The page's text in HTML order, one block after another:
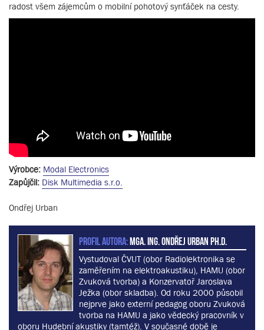
radost všem zájemcům o mobilní pohotový synťáček na cesty.
Výrobce: Modal Electronics
Zapůjčil: Disk Multimedia s.r.o.
Ondřej Urban
PROFIL AUTORA:MgA. Ing. Ondřej Urban Ph.D.
Vystudoval ČVUT (obor Radiolektronika se
zaměřením na elektroakustiku), HAMU (obor
Zvuková tvorba) a Konzervatoř Jaroslava
Ježka (obor skladba). Od roku 2000 působil
nejprve jako externí pedagog oboru Zvuková
tvorba na HAMU a jako vědecký pracovník v
oboru Hudební akustiky (tamtéž). V současné době je